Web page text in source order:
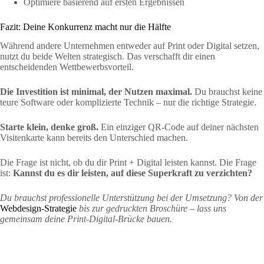
Fazit: Deine Konkurrenz macht nur die Hälfte
Während andere Unternehmen entweder auf Print oder Digital setzen,
nutzt du beide Welten strategisch. Das verschafft dir einen
entscheidenden Wettbewerbsvorteil.
Die Investition ist minimal, der Nutzen maximal. Du brauchst keine
teure Software oder komplizierte Technik – nur die richtige Strategie.
Starte klein, denke groß. Ein einziger QR-Code auf deiner nächsten
Visitenkarte kann bereits den Unterschied machen.
Die Frage ist nicht, ob du dir Print + Digital leisten kannst. Die Frage
ist: Kannst du es dir leisten, auf diese Superkraft zu verzichten?
Du brauchst professionelle Unterstützung bei der Umsetzung? Von der
Webdesign-Strategie bis zur gedruckten Broschüre – lass uns
gemeinsam deine Print-Digital-Brücke bauen.